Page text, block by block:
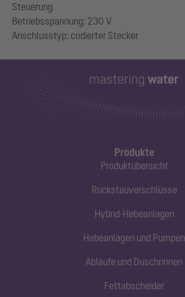
Steuerung
Betriebsspannung: 230 V
Produkte
Produktübersicht
Rückstauverschlüsse
Hybrid-Hebeanlagen
Hebeanlagen und Pumpen
Abläufe und Duschrinnen
Fettabscheider